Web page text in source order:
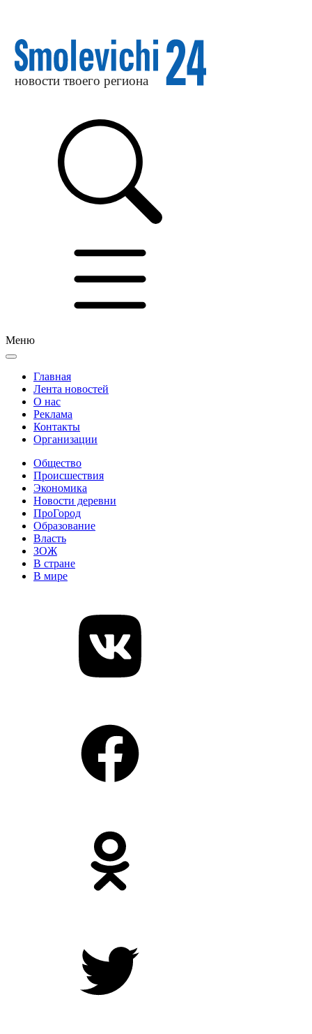
Меню
Главная
Лента новостей
О нас
Реклама
Контакты
Организации
Общество
Происшествия
Экономика
Новости деревни
ПроГород
Образование
Власть
ЗОЖ
В стране
В мире